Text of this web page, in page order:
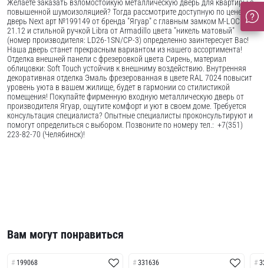
Желаете заказать взломостойкую металлическую дверь для квартиры с
повышенной шумоизоляцией? Тогда рассмотрите доступную по цене
дверь Next арт №199149 от бренда "Ягуар" с главным замком M-LOCK
21.12 и стильной ручкой Libra от Armadillo цвета "никель матовый"
(номер производителя: LD26-1SN/CP-3) определенно заинтересует Вас!
Наша дверь станет прекрасным вариантом из нашего ассортимента!
Отделка внешней панели с фрезеровкой цвета Сирень, материал
облицовки: Soft Touch устойчив к внешниму воздействию. Внутренняя
декоративная отделка Эмаль фрезерованная в цвете RAL 7024 повысит
уровень уюта в вашем жилище, будет в гармонии со стилистикой
помещения! Покупайте фирменную входную металлическую дверь от
производителя Ягуар, ощутите комфорт и уют в своем доме. Требуется
консультация специалиста? Опытные специалисты проконсультируют и
помогут определиться с выбором. Позвоните по номеру тел.: +7(351)
223-82-70 (Челябинск)!
Вам могут понравиться
199068 331636